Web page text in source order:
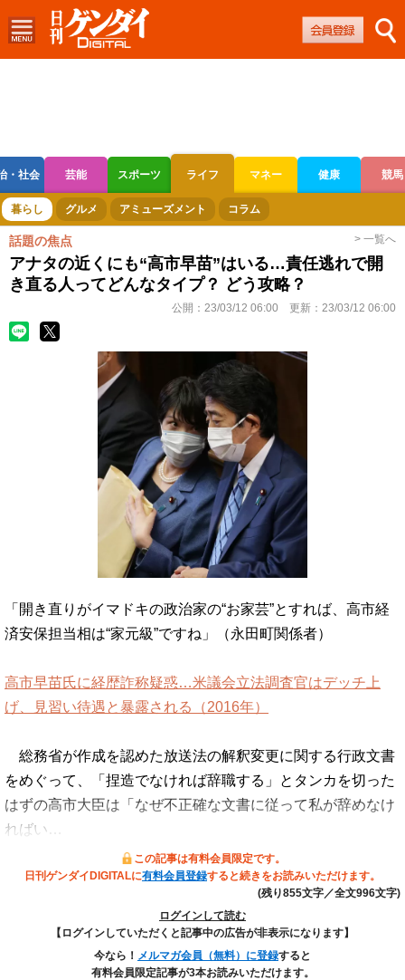
・社会 芸能 スポーツ ライフ マネー 健康 競馬
ボートレース 競輪 オートレース
暮らし グルメ アミューズメント コラム
話題の焦点 > 一覧へ
アナタの近くにも“高市早苗”はいる…責任逃れで開
き直る人ってどんなタイプ？ どう攻略？
公開： 23/03/12 06:00 更新： 23/03/12 06:00
「開き直りがイマドキの政治家の“お家芸”とすれば、高市経
済安保担当相は“家元級”ですね」（永田町関係者）
高市早苗氏に経歴詐称疑惑…米議会立法調査官はデッチ上
げ、見習い待遇と暴露される（2016年）
総務省が作成を認めた放送法の解釈変更に関する行政文書
をめぐって、「捏造でなければ辞職する」とタンカを切った
はずの高市大臣は「なぜ不正確な文書に従って私が辞めなけ
ればい…
この記事は有料会員限定です。
日刊ゲンダイDIGITALに有料会員登録すると続きをお読みいただけます。
(残り855文字／全文996文字)
ログインして読む
【ログインしていただくと記事中の広告が非表示になります】
今なら！ メルマガ会員（無料）に登録すると
有料会員限定記事が3本お読みいただけます。